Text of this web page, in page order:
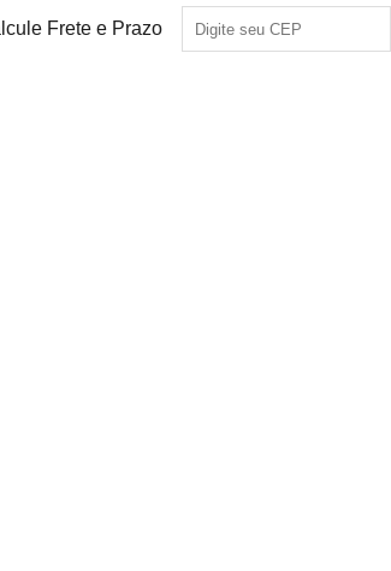
Frete e Prazo